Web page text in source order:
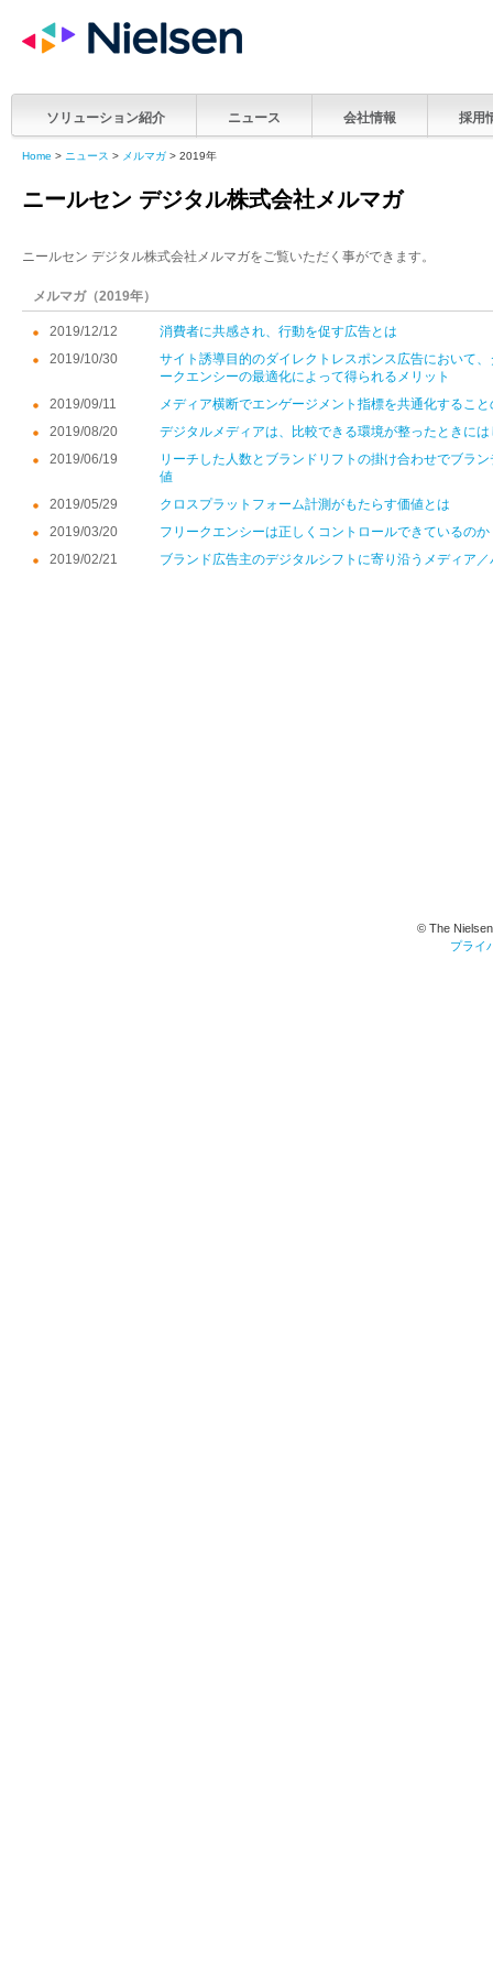
ソリューション紹介 ニュース 会社情報 採用
Home > ニュース > メルマガ > 2019年
ニールセン デジタル株式会社メルマガ
ニールセン デジタル株式会社メルマガをご覧いただく事ができます。
メルマガ（2019年）
2019/12/12
消費者に共感され、行動を促す広告とは
2019/10/30
サイト誘導目的のダイレクトレスポンス広告において
ークエンシーの最適化によって得られるメリット
2019/09/11
メディア横断でエンゲージメント指標を共通化するこ
2019/08/20
デジタルメディアは、比較できる環境が整ったときに
2019/06/19
リーチした人数とブランドリフトの掛け合わせでブラ
値
2019/05/29
クロスプラットフォーム計測がもたらす価値とは
2019/03/20
フリークエンシーは正しくコントロールできているのか
2019/02/21
ブランド広告主のデジタルシフトに寄り沿うメディア
© The
プライ